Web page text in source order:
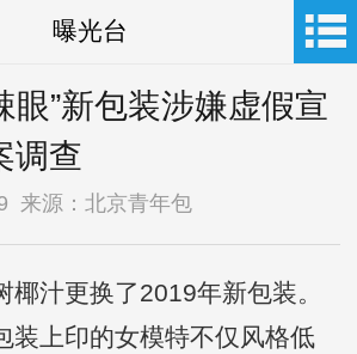
曝光台
眼”新包装涉嫌虚假宣
调查
来源：北京青年包
汁更换了2019年新包装。
装上印的女模特不仅风格低